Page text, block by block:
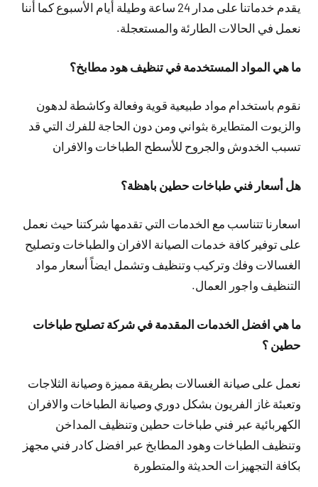
يقدم خدماتنا على مدار 24 ساعة وطيلة أيام الأسبوع كما أننا
نعمل في الحالات الطارئة والمستعجلة.
ما هي المواد المستخدمة في تنظيف هود مطابخ؟
نقوم باستخدام مواد طبيعية قوية وفعالة وكاشطة لدهون
والزيوت المتطايرة بثواني ومن دون الحاجة للفرك التي قد
تسبب الخدوش والجروح للأسطح الطباخات والافران
هل أسعار فني طباخات حطين باهظة؟
اسعارنا تتناسب مع الخدمات التي تقدمها شركتنا حيث نعمل
على توفير كافة خدمات الصيانة الافران والطباخات وتصليح
الغسالات وفك وتركيب وتنظيف وتشمل ايضاً أسعار مواد
التنظيف واجور العمال.
ما هي افضل الخدمات المقدمة في شركة تصليح طباخات
حطين ؟
نعمل على صيانة الغسالات بطريقة مميزة وصيانة الثلاجات
وتعبئة غاز الفريون بشكل دوري وصيانة الطباخات والافران
الكهربائية عبر فني طباخات حطين وتنظيف المداخن
وتنظيف الطباخات وهود المطابخ عبر افضل كادر فني مجهز
بكافة التجهيزات الحديثة والمتطورة